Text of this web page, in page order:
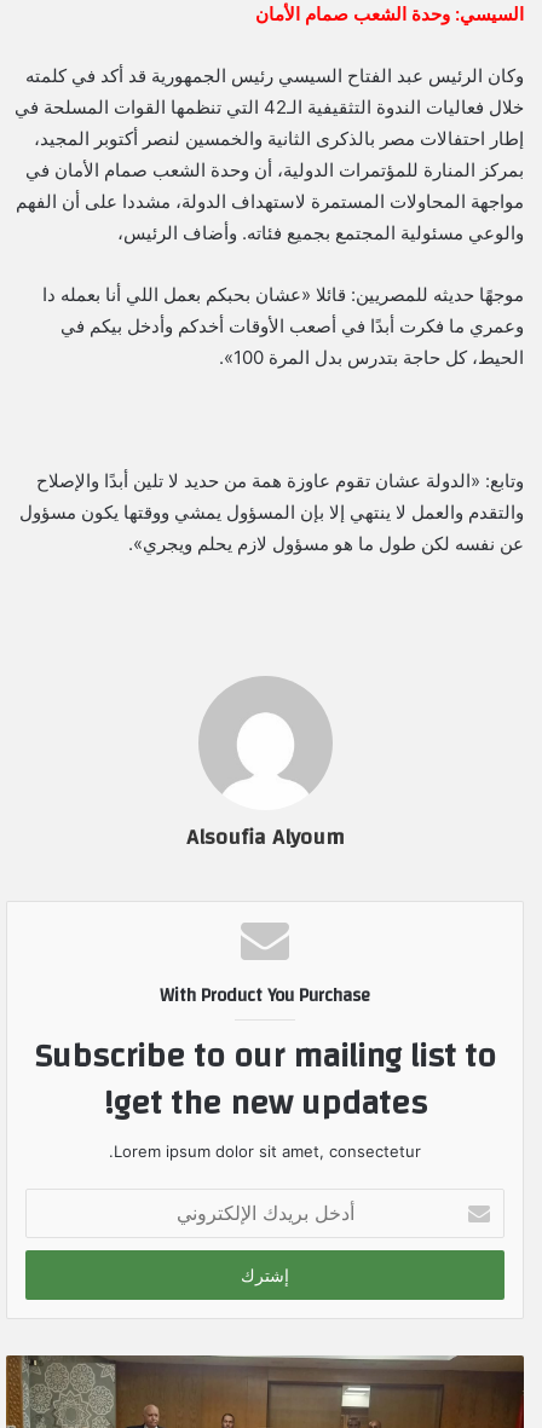
السيسي: وحدة الشعب صمام الأمان
وكان الرئيس عبد الفتاح السيسي رئيس الجمهورية قد أكد في كلمته
خلال فعاليات الندوة التثقيفية الـ42 التي تنظمها القوات المسلحة في
إطار احتفالات مصر بالذكرى الثانية والخمسين لنصر أكتوبر المجيد،
بمركز المنارة للمؤتمرات الدولية، أن وحدة الشعب صمام الأمان في
مواجهة المحاولات المستمرة لاستهداف الدولة، مشددا على أن الفهم
والوعي مسئولية المجتمع بجميع فئاته. وأضاف الرئيس،
موجهًا حديثه للمصريين: قائلا «عشان بحبكم بعمل اللي أنا بعمله دا
وعمري ما فكرت أبدًا في أصعب الأوقات أخدكم وأدخل بيكم في
الحيط، كل حاجة بتدرس بدل المرة 100».
وتابع: «الدولة عشان تقوم عاوزة همة من حديد لا تلين أبدًا والإصلاح
والتقدم والعمل لا ينتهي إلا بإن المسؤول يمشي ووقتها يكون مسؤول
عن نفسه لكن طول ما هو مسؤول لازم يحلم ويجري».
Alsoufia Alyoum
With Product You Purchase
Subscribe to our mailing list to
get the new updates!
Lorem ipsum dolor sit amet, consectetur.
خ
ب
ي